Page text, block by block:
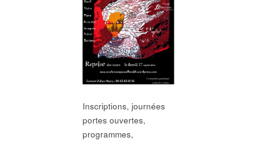
Inscriptions, journées
portes ouvertes,
programmes,